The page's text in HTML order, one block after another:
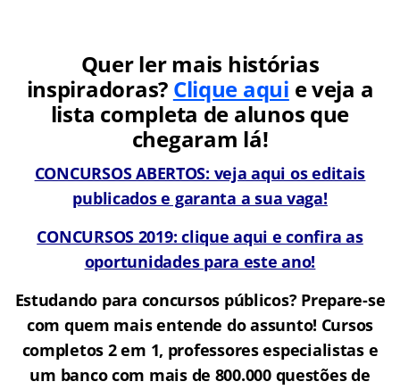
Quer ler mais histórias
inspiradoras? Clique aqui e veja a
lista completa de alunos que
chegaram lá!
CONCURSOS ABERTOS: veja aqui os editais
publicados e garanta a sua vaga!
CONCURSOS 2019: clique aqui e confira as
oportunidades para este ano!
Estudando para concursos públicos? Prepare-se
com quem mais entende do assunto! Cursos
completos 2 em 1, professores especialistas e
um banco com mais de 800.000 questões de